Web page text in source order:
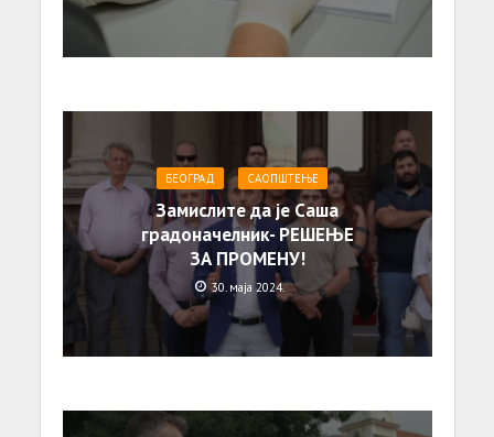
БЕОГРАД САОПШТЕЊE
Замислите да је Саша
градоначелник- РЕШЕЊЕ
ЗА ПРОМЕНУ!
30. маја 2024.